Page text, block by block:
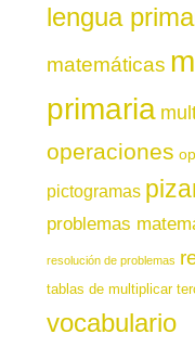
lengua
matemáticas
primaria
operaciones
pictogramas
problemas
resolución de problemas
tablas de multiplicar
vocabulario